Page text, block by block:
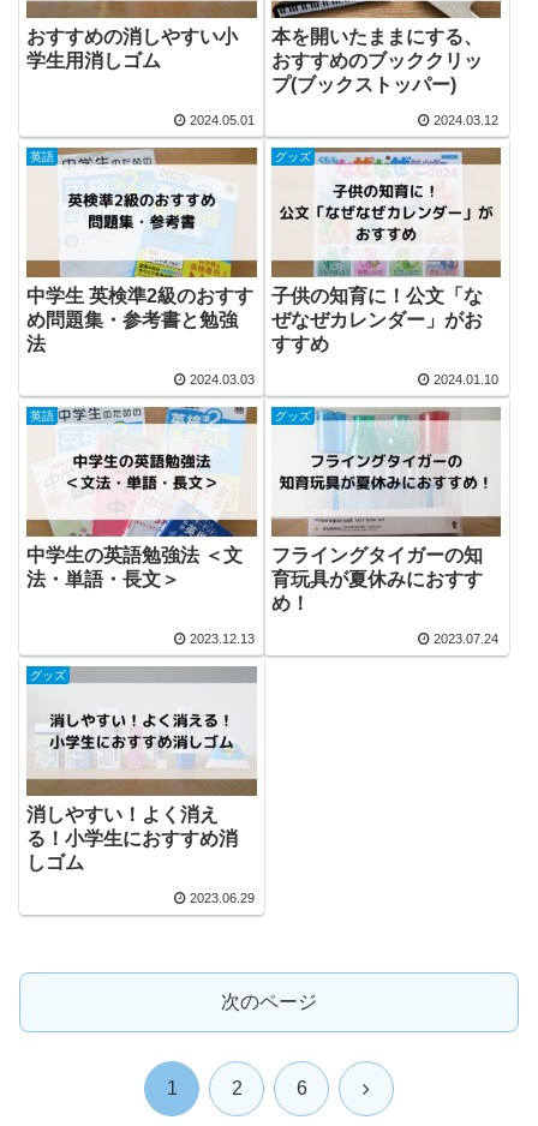
おすすめの消しやすい小
学生用消しゴム
2024.05.01
本を開いたままにする、
おすすめのブッククリッ
プ(ブックストッパー)
2024.03.12
英語
中学生 英検準2級のおすす
め問題集・参考書と勉強
法
2024.03.03
グッズ
子供の知育に！公文「な
ぜなぜカレンダー」がお
すすめ
2024.01.10
英語
中学生の英語勉強法 ＜文
法・単語・長文＞
2023.12.13
グッズ
フライングタイガーの知
育玩具が夏休みにおすす
め！
2023.07.24
グッズ
消しやすい！よく消え
る！小学生におすすめ消
しゴム
2023.06.29
次のページ
1 2 6 次